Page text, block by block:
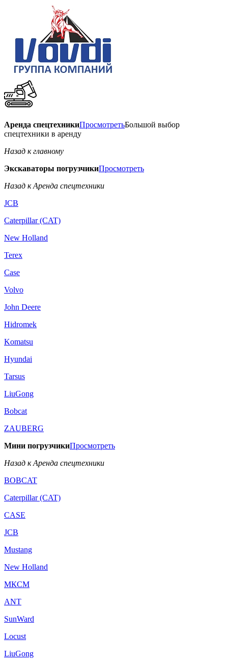
Аренда спецтехникиПросмотретьБольшой выбор
спецтехники в аренду
Назад к главному
Экскаваторы погрузчикиПросмотреть
Назад к Аренда спецтехники
JCB
Caterpillar (CAT)
New Holland
Terex
Case
Volvo
John Deere
Hidromek
Komatsu
Hyundai
Tarsus
LiuGong
Bobcat
ZAUBERG
Мини погрузчикиПросмотреть
Назад к Аренда спецтехники
BOBCAT
Caterpillar (CAT)
CASE
JCB
Mustang
New Holland
МКСМ
ANT
SunWard
Locust
LiuGong